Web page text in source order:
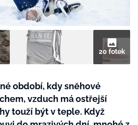
SVĚT ŽENY - 599 KČ
ROČNÍ PŘEDPLATNÉ SVĚT ŽENY +
SADA PRODUKTŮ MANA (10 ks)
20 fotek
období, kdy sněhové
vzduch má ostřejší
touží být v teple. Když